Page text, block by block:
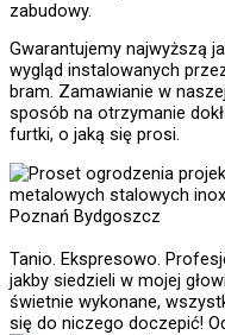
zabudowy.
Gwarantujemy najwyższą
wygląd instalowanych
bram. Zamawianie w
sposób na otrzymanie
furtki, o jaką się prosi.
Tanio. Ekspresowo.
jakby siedzieli w mojej
świetnie wykonane,
się do niczego doczepić!